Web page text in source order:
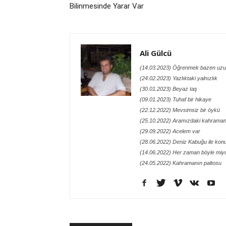
Bilinmesinde Yarar Var
Ali Gülcü
(14.03.2023) Öğrenmek bazen
(24.02.2023) Yazlıktaki yalnızlık
(30.01.2023) Beyaz taş
(09.01.2023) Tuhaf bir hikaye
(22.12.2022) Mevsimsiz bir öykü
(25.10.2022) Aramızdaki
(29.09.2022) Acelem var
(28.06.2022) Deniz Kabuğu ile
(14.06.2022) Her zaman böyle
(24.05.2022) Kahramanın paltosu